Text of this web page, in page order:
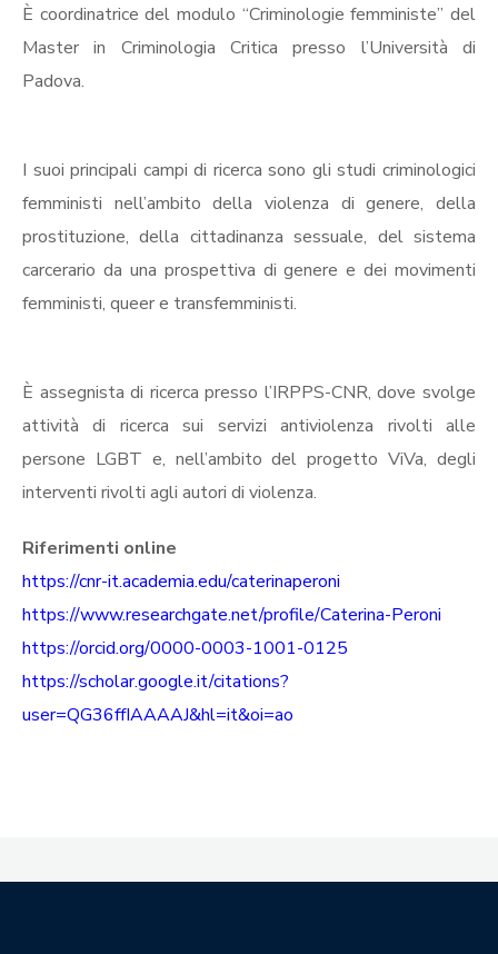
È coordinatrice del modulo “Criminologie femministe” del
Master in Criminologia Critica presso l’Università di
Padova.
I suoi principali campi di ricerca sono gli studi criminologici
femministi nell’ambito della violenza di genere, della
prostituzione, della cittadinanza sessuale, del sistema
carcerario da una prospettiva di genere e dei movimenti
femministi, queer e transfemministi.
È assegnista di ricerca presso l’IRPPS-CNR, dove svolge
attività di ricerca sui servizi antiviolenza rivolti alle
persone LGBT e, nell’ambito del progetto ViVa, degli
interventi rivolti agli autori di violenza.
Riferimenti online
https://cnr-it.academia.edu/caterinaperoni
https://www.researchgate.net/profile/Caterina-Peroni
https://orcid.org/0000-0003-1001-0125
https://scholar.google.it/citations?
user=QG36ffIAAAAJ&hl=it&oi=ao